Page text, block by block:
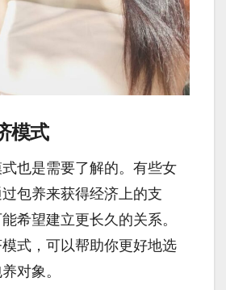
模式
也是需要了解的。有些女
包养来获得经济上的支
希望建立更长久的关系。
式，可以帮助你更好地选
对象。